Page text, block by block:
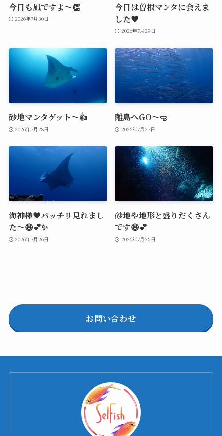
今日も凪ですよ～👏
2026年7月30日
今日は曽根マンタに会えま
した♥️
2026年7月29日
砂地マンタゲット～👍
2026年7月28日
離島へGO～🤿
2026年7月27日
海神様♥️バッチリ見れまし
た～😆💕✨
2026年7月26日
砂地や地形と盛りだくさん
です😆💕
2026年7月25日
お問い合わせ